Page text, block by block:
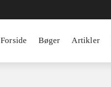
Forside Bøger Artikler